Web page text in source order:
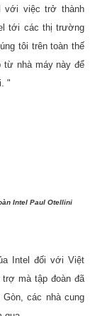
với việc trở thành
tới các thị trường
tôi trên toàn thế
từ nhà máy này để
"
Intel Paul Otellini
Intel đối với Việt
trợ mà tập đoàn đã
các nhà cung